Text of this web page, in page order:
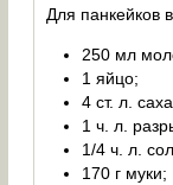
Для панкейков
250 мл
1 яйцо;
4 ст. л.
1 ч. л.
1/4 ч. л.
170 г муки;